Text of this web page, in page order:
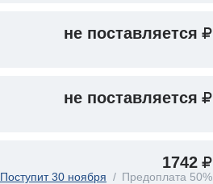
не поставляется
не поставляется
1742
Поступит 30 ноября Предоплата 50%